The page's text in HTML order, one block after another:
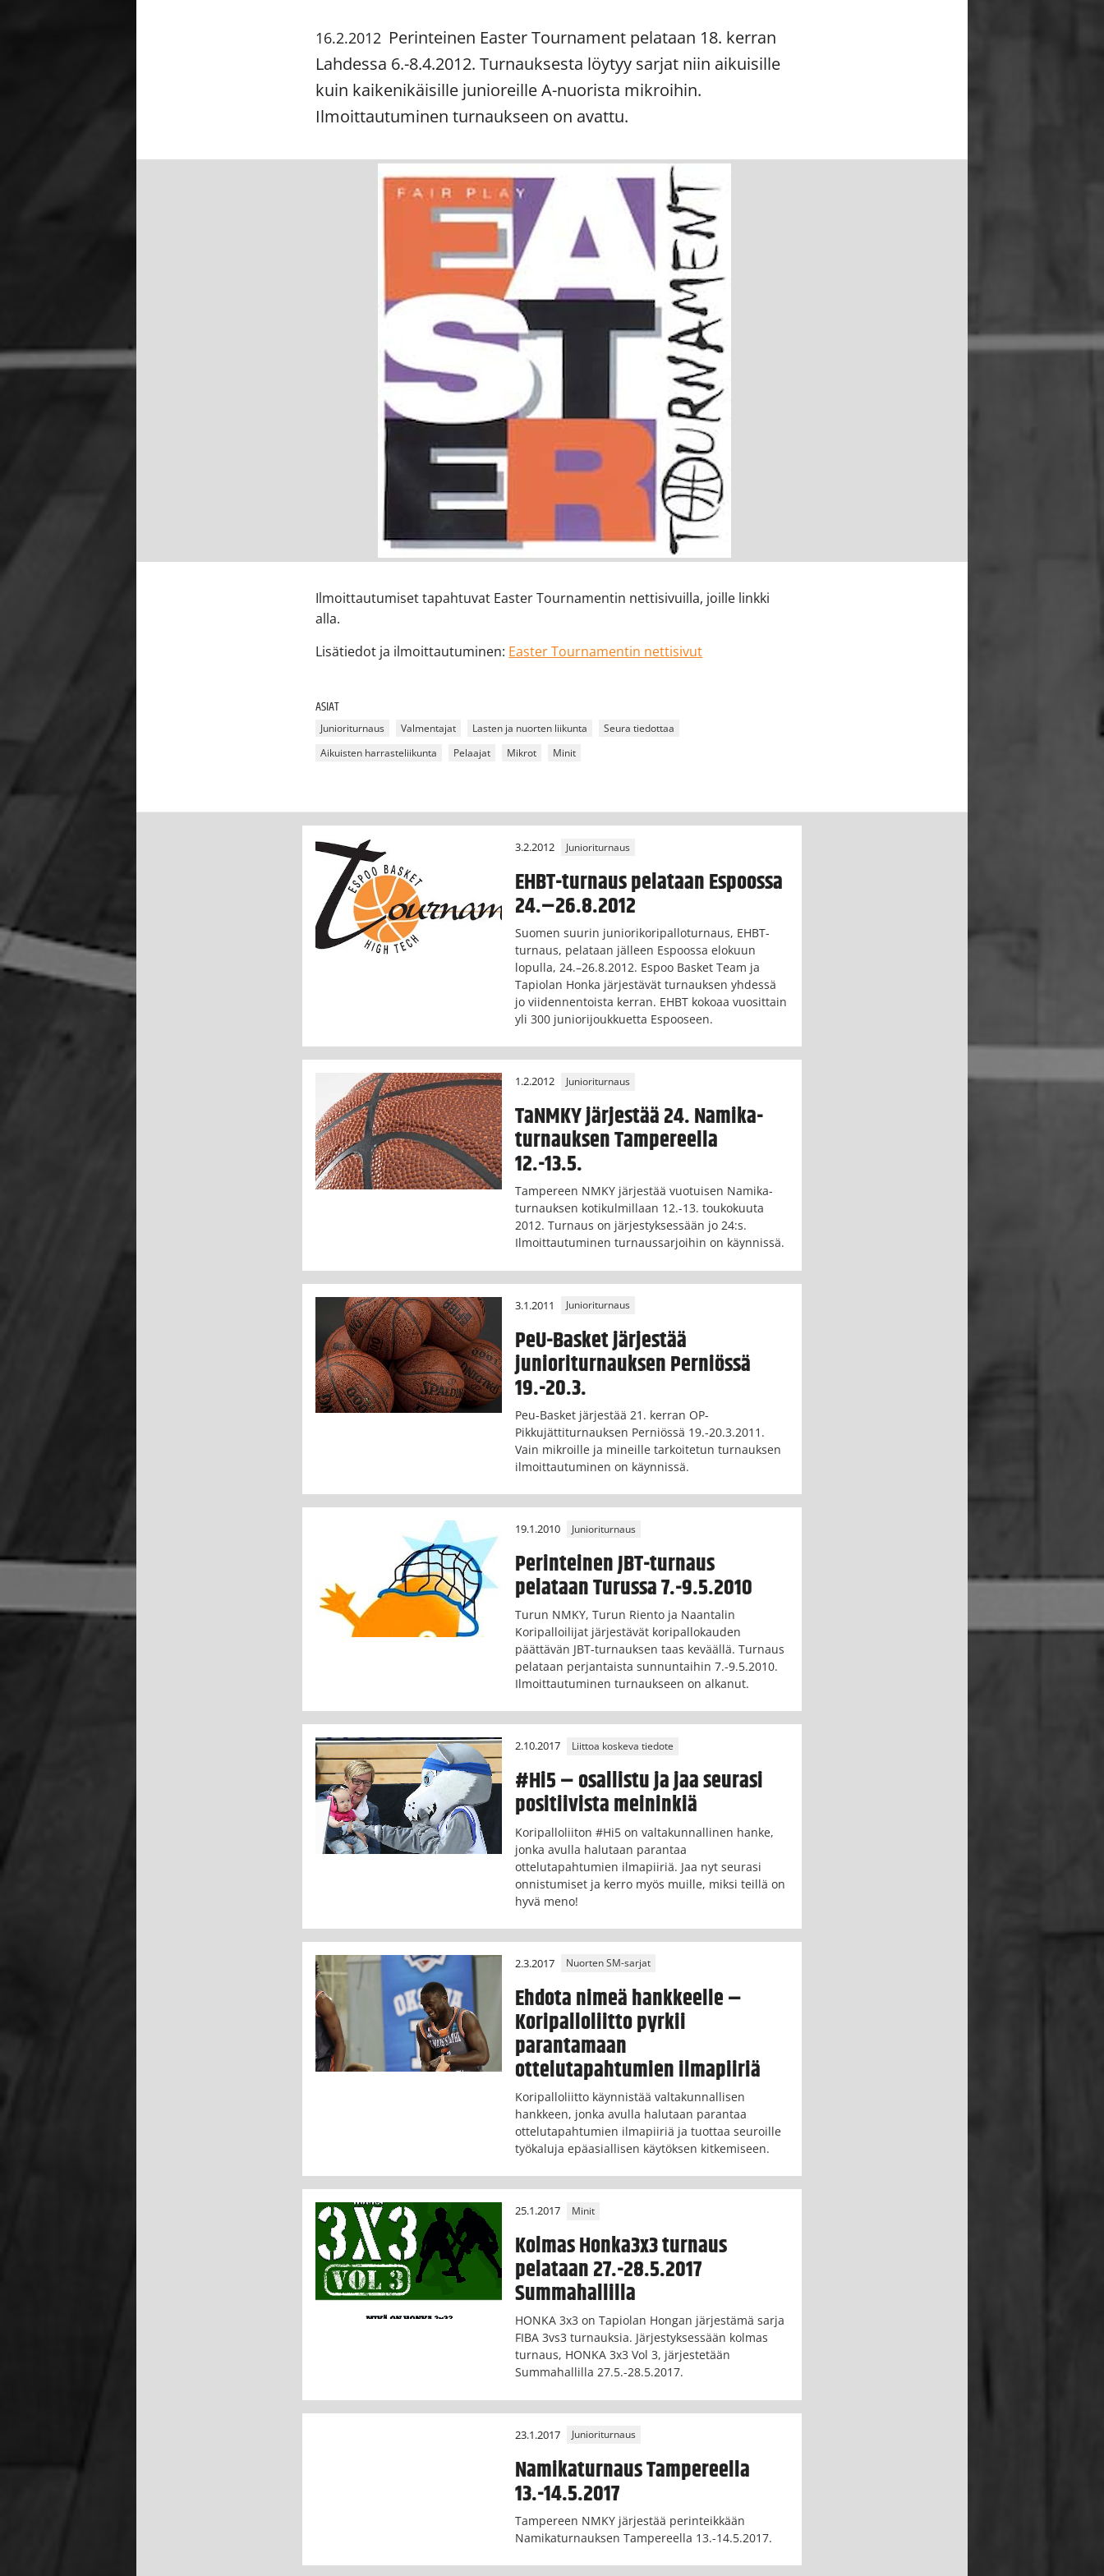
16.2.2012 Perinteinen Easter Tournament pelataan 18. kerran
Lahdessa 6.-8.4.2012. Turnauksesta löytyy sarjat niin aikuisille
kuin kaikenikäisille junioreille A-nuorista mikroihin.
Ilmoittautuminen turnaukseen on avattu.
Ilmoittautumiset tapahtuvat Easter Tournamentin nettisivuilla, joille linkki
alla.
Lisätiedot ja ilmoittautuminen: Easter Tournamentin nettisivut
ASIAT
Junioriturnaus Valmentajat Lasten ja nuorten liikunta
Seura tiedottaa
Aikuisten harrasteliikunta
Pelaajat Mikrot Minit
3.2.2012 Junioriturnaus
EHBT-turnaus pelataan Espoossa
24.–26.8.2012
Suomen suurin juniorikoripalloturnaus, EHBT-
turnaus, pelataan jälleen Espoossa elokuun
lopulla, 24.–26.8.2012. Espoo Basket Team ja
Tapiolan Honka järjestävät turnauksen yhdessä
jo viidennentoista kerran. EHBT kokoaa vuosittain
yli 300 juniorijoukkuetta Espooseen.
1.2.2012 Junioriturnaus
TaNMKY järjestää 24. Namika-
turnauksen Tampereella
12.-13.5.
Tampereen NMKY järjestää vuotuisen Namika-
turnauksen kotikulmillaan 12.-13. toukokuuta
2012. Turnaus on järjestyksessään jo 24:s.
Ilmoittautuminen turnaussarjoihin on käynnissä.
3.1.2011 Junioriturnaus
PeU-Basket järjestää
junioriturnauksen Perniössä
19.-20.3.
Peu-Basket järjestää 21. kerran OP-
Pikkujättiturnauksen Perniössä 19.-20.3.2011.
Vain mikroille ja mineille tarkoitetun turnauksen
ilmoittautuminen on käynnissä.
19.1.2010 Junioriturnaus
Perinteinen JBT-turnaus
pelataan Turussa 7.-9.5.2010
Turun NMKY, Turun Riento ja Naantalin
Koripalloilijat järjestävät koripallokauden
päättävän JBT-turnauksen taas keväällä. Turnaus
pelataan perjantaista sunnuntaihin 7.-9.5.2010.
Ilmoittautuminen turnaukseen on alkanut.
2.10.2017 Liittoa koskeva tiedote
#Hi5 – osallistu ja jaa seurasi
positiivista meininkiä
Koripalloliiton #Hi5 on valtakunnallinen hanke,
jonka avulla halutaan parantaa
ottelutapahtumien ilmapiiriä. Jaa nyt seurasi
onnistumiset ja kerro myös muille, miksi teillä on
hyvä meno!
2.3.2017 Nuorten SM-sarjat
Ehdota nimeä hankkeelle –
Koripalloliitto pyrkii
parantamaan
ottelutapahtumien ilmapiiriä
Koripalloliitto käynnistää valtakunnallisen
hankkeen, jonka avulla halutaan parantaa
ottelutapahtumien ilmapiiriä ja tuottaa seuroille
työkaluja epäasiallisen käytöksen kitkemiseen.
25.1.2017 Minit
Kolmas Honka3x3 turnaus
pelataan 27.-28.5.2017
Summahallilla
HONKA 3x3 on Tapiolan Hongan järjestämä sarja
FIBA 3vs3 turnauksia. Järjestyksessään kolmas
turnaus, HONKA 3x3 Vol 3, järjestetään
Summahallilla 27.5.-28.5.2017.
23.1.2017 Junioriturnaus
Namikaturnaus Tampereella
13.-14.5.2017
Tampereen NMKY järjestää perinteikkään
Namikaturnauksen Tampereella 13.-14.5.2017.